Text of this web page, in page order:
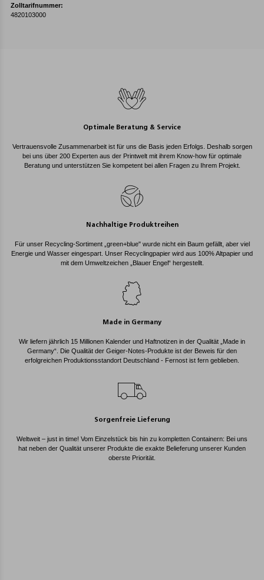
Zolltarifnummer:
4820103000
Optimale Beratung & Service
Vertrauensvolle Zusammenarbeit ist für uns die Basis jeden Erfolgs. Deshalb sorgen
bei uns über 200 Experten aus der Printwelt mit ihrem Know-how für optimale
Beratung und unterstützen Sie kompetent bei allen Fragen zu Ihrem Projekt.
Nachhaltige Produktreihen
Für unser Recycling-Sortiment „green+blue" wurde nicht ein Baum gefällt, aber viel
Energie und Wasser eingespart. Unser Recyclingpapier wird aus 100% Altpapier und
mit dem Umweltzeichen „Blauer Engel“ hergestellt.
Made in Germany
Wir liefern jährlich 15 Millionen Kalender und Haftnotizen in der Qualität „Made in
Germany“. Die Qualität der Geiger-Notes-Produkte ist der Beweis für den
erfolgreichen Produktionsstandort Deutschland - Fernost ist fern geblieben.
Sorgenfreie Lieferung
Weltweit – just in time! Vom Einzelstück bis hin zu kompletten Containern: Bei uns
hat neben der Qualität unserer Produkte die exakte Belieferung unserer Kunden
oberste Priorität.